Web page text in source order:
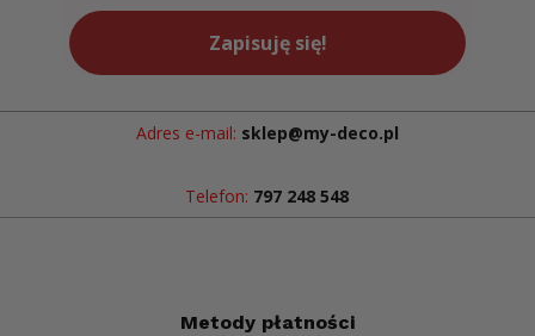
Zapisuję się!
Adres e-mail: sklep@my-deco.pl
Telefon: 797 248 548
Metody płatności